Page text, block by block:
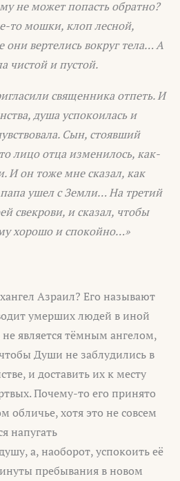
не может попасть обратно?
то мошки, клоп лесной,
вертелись вокруг тела… А
чистой и пустой.
священника отпеть. И
душа успокоилась и
Сын, стоявший
лицо отца изменилось, как-
И он тоже мне сказал, как
папа ушел с Земли… На третий
свекрови, и сказал, чтобы
хорошо и спокойно…»
Азраил? Его называют
умерших людей в иной
является тёмным ангелом,
Души не заблудились в
и доставить их к месту
Почему-то его принято
обличье, хотя это не совсем
напугать
а, наоборот, успокоить её
пребывания в новом